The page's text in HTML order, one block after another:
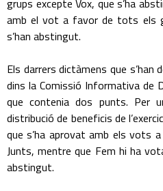
grups excepte Vox, que s’ha
amb el vot a favor de tots els
s’han abstingut.
Els darrers dictàmens que
dins la Comissió Informativa de
que contenia dos punts. Per
distribució de beneficis de
que s’ha aprovat amb els vots a
Junts, mentre que Fem hi ha
abstingut.